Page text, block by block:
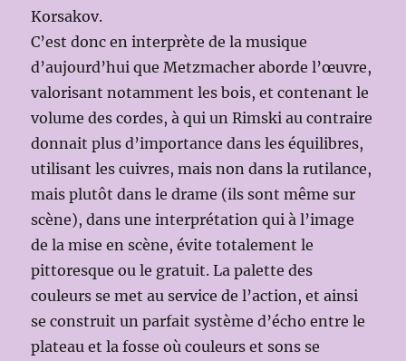
Korsakov.
C’est donc en interprète de la musique
d’aujourd’hui que Metzmacher aborde l’œuvre,
valorisant notamment les bois, et contenant le
volume des cordes, à qui un Rimski au contraire
donnait plus d’importance dans les équilibres,
utilisant les cuivres, mais non dans la rutilance,
mais plutôt dans le drame (ils sont même sur
scène), dans une interprétation qui à l’image
de la mise en scène, évite totalement le
pittoresque ou le gratuit. La palette des
couleurs se met au service de l’action, et ainsi
se construit un parfait système d’écho entre le
plateau et la fosse où couleurs et sons se